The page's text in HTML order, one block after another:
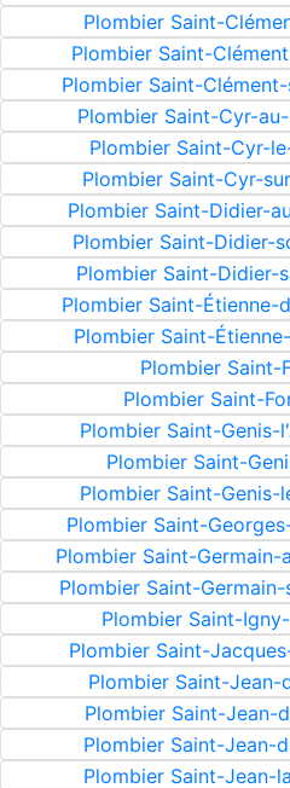
Plombier Saint-
Plombier Saint-
Plombier Saint-
Plombier Saint-Cyr-
Plombier Saint-Cyr-
Plombier Saint-Cyr-
Plombier Saint-Didier-
Plombier Saint-Didier-
Plombier Saint-Didier-
Plombier Saint-Étienne-
Plombier Saint-
Plombier Saint-
Plombier Saint-
Plombier Saint-Genis-
Plombier Saint-
Plombier Saint-Genis-
Plombier Saint-
Plombier Saint-
Plombier Saint-
Plombier Saint-
Plombier Saint-
Plombier Saint-
Plombier Saint-Jean-
Plombier Saint-Jean-
Plombier Saint-Jean-